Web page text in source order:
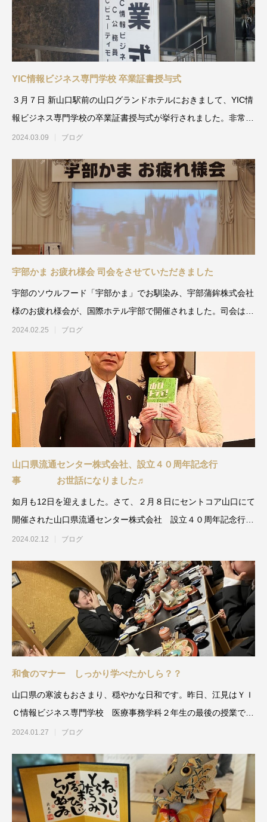
YIC情報ビジネス専門学校 卒業証書授与式
３月７日 新山口駅前の山口グランドホテルにおきまして、YIC情
報ビジネス専門学校の卒業証書授与式が挙行されました。非常勤
講師としてお
2024.03.09 ブログ
宇部かま お疲れ様会 司会をさせていただきました
宇部のソウルフード「宇部かま」でお馴染み、宇部蒲鉾株式会社
様のお疲れ様会が、国際ホテル宇部で開催されました。司会は私
池田美和子が担
2024.02.25 ブログ
山口県流通センター株式会社、設立４０周年記念行
如月も12日を迎えました。さて、２月８日にセントコア山口にて
開催された山口県流通センター株式会社 設立４０周年記念行事
の司会
2024.02.12 ブログ
和食のマナー しっかり学べたかしら？？
山口県の寒波もおさまり、穏やかな日和です。昨日、江見はＹＩ
Ｃ情報ビジネス専門学校 医療事務学科２年生の最後の授業でし
た。
2024.01.27 ブログ